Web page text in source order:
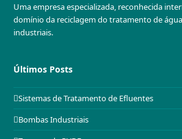
Uma empresa especializada, reconhecida
domínio da reciclagem do tratamento de
industriais.
Últimos Posts
Sistemas de Tratamento de Efluentes
Bombas Industriais